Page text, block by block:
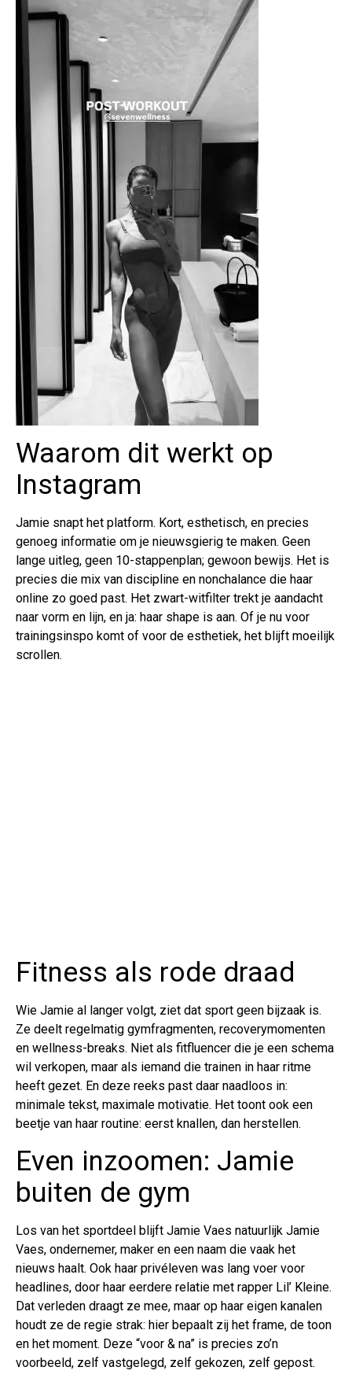
Waarom dit werkt op
Instagram
Jamie snapt het platform. Kort, esthetisch, en precies
genoeg informatie om je nieuwsgierig te maken. Geen
lange uitleg, geen 10-stappenplan; gewoon bewijs. Het is
precies die mix van discipline en nonchalance die haar
online zo goed past. Het zwart-witfilter trekt je aandacht
naar vorm en lijn, en ja: haar shape is aan. Of je nu voor
trainingsinspo komt of voor de esthetiek, het blijft moeilijk
scrollen.
Fitness als rode draad
Wie Jamie al langer volgt, ziet dat sport geen bijzaak is.
Ze deelt regelmatig gymfragmenten, recoverymomenten
en wellness-breaks. Niet als fitfluencer die je een schema
wil verkopen, maar als iemand die trainen in haar ritme
heeft gezet. En deze reeks past daar naadloos in:
minimale tekst, maximale motivatie. Het toont ook een
beetje van haar routine: eerst knallen, dan herstellen.
Even inzoomen: Jamie
buiten de gym
Los van het sportdeel blijft Jamie Vaes natuurlijk Jamie
Vaes, ondernemer, maker en een naam die vaak het
nieuws haalt. Ook haar privéleven was lang voer voor
headlines, door haar eerdere relatie met rapper Lil’ Kleine.
Dat verleden draagt ze mee, maar op haar eigen kanalen
houdt ze de regie strak: hier bepaalt zij het frame, de toon
en het moment. Deze “voor & na” is precies zo’n
voorbeeld, zelf vastgelegd, zelf gekozen, zelf gepost.